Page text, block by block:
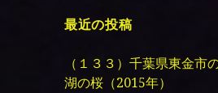
最近の投稿
（１３３）千葉県東金市
湖の桜（2015年）